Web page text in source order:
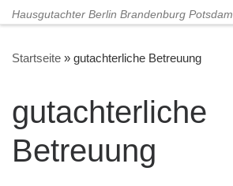
Hausgutachter Berlin Brandenburg Potsdam
Startseite » gutachterliche Betreuung
gutachterliche
Betreuung